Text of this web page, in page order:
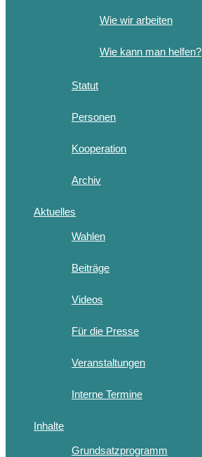
Wie wir arbeiten
Wie kann man helfen?
Statut
Personen
Kooperation
Archiv
Aktuelles
Wahlen
Beiträge
Videos
Für die Presse
Veranstaltungen
Interne Termine
Inhalte
Grundsatzprogramm